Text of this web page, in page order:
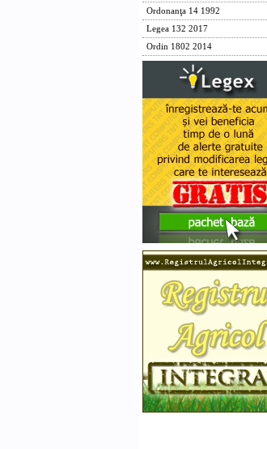
Ordonanţa 14 1992
Legea 132 2017
Ordin 1802 2014